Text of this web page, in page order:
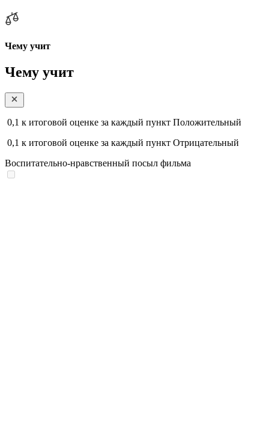
Чему учит
Чему учит
0,1 к итоговой оценке за каждый пункт Положительный
0,1 к итоговой оценке за каждый пункт Отрицательный
Воспитательно-нравственный посыл фильма